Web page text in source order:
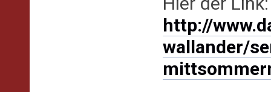
http://
wallander/